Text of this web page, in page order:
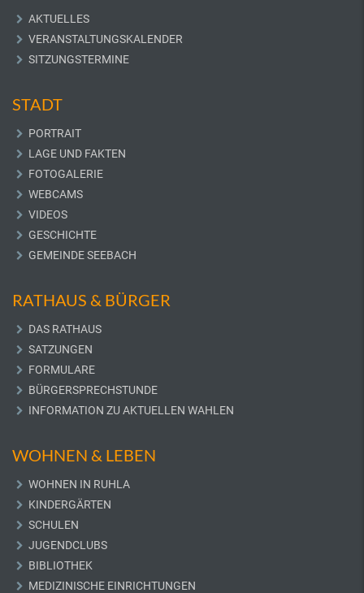
AKTUELLES
VERANSTALTUNGSKALENDER
SITZUNGSTERMINE
STADT
PORTRAIT
LAGE UND FAKTEN
FOTOGALERIE
WEBCAMS
VIDEOS
GESCHICHTE
GEMEINDE SEEBACH
RATHAUS & BÜRGER
DAS RATHAUS
SATZUNGEN
FORMULARE
BÜRGERSPRECHSTUNDE
INFORMATION ZU AKTUELLEN WAHLEN
WOHNEN & LEBEN
WOHNEN IN RUHLA
KINDERGÄRTEN
SCHULEN
JUGENDCLUBS
BIBLIOTHEK
MEDIZINISCHE EINRICHTUNGEN